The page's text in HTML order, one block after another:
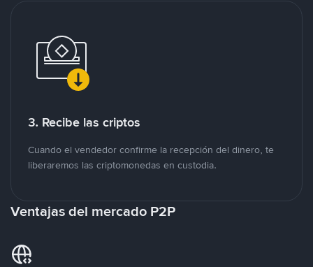
3. Recibe las criptos
Cuando el vendedor confirme la recepción del dinero, te
liberaremos las criptomonedas en custodia.
Ventajas del mercado P2P